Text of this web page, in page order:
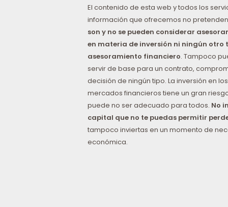
El contenido de esta web y todos los
información que ofrecemos no
son y no se pueden considerar
en materia de inversión ni ningún otro
asesoramiento financiero. Tampoco
servir de base para un contrato,
decisión de ningún tipo. La inversión en los
mercados financieros tiene un gran
puede no ser adecuado para todos. No
capital que no te puedas permitir
tampoco inviertas en un momento de
económica.